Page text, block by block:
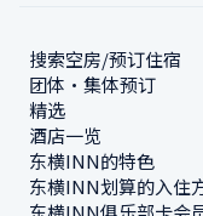
搜索空房/预订住宿
团体・集体预订
精选
酒店一览
东横INN的特色
东横INN划算的入住